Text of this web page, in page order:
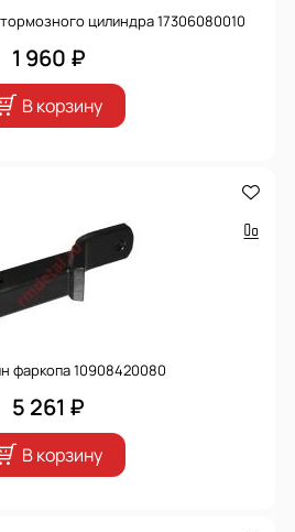
цилиндра 17306080010
1 960 ₽
В корзину
фаркопа 10908420080
5 261 ₽
В корзину